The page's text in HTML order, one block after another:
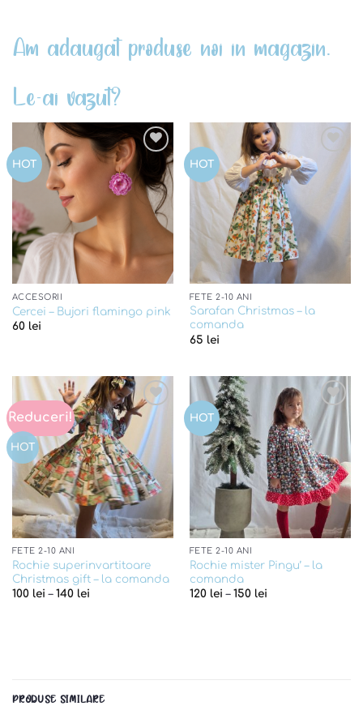
Am adaugat produse noi in magazin.
Le-ai vazut?
HOT
Add to
wishlist
ACCESORII
Cercei – Bujori flamingo pink
60 lei
HOT
Add to
wishlist
FETE 2-10 ANI
Sarafan Christmas – la
comanda
65 lei
Reduceri!
HOT
Add to
wishlist
FETE 2-10 ANI
Rochie superinvartitoare
Christmas gift – la comanda
100 lei – 140 lei
HOT
Add to
wishlist
FETE 2-10 ANI
Rochie mister Pingu’ – la
comanda
120 lei – 150 lei
PRODUSE SIMILARE